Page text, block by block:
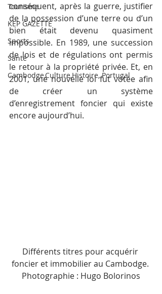
Tourisme
KEP GAZETTE
Sports
Santé
Cambodge,Culture,Histoire, Portugal
conséquent, après la guerre, justifier
de la possession d’une terre ou d’un
bien était devenu quasiment
impossible. En 1989, une succession
de lois et de régulations ont permis
le retour à la propriété privée. Et, en
2001, une nouvelle loi fut votée afin
de créer un système
d’enregistrement foncier qui existe
encore aujourd’hui.
Différents titres pour acquérir
foncier et immobilier au Cambodge.
Photographie : Hugo Bolorinos